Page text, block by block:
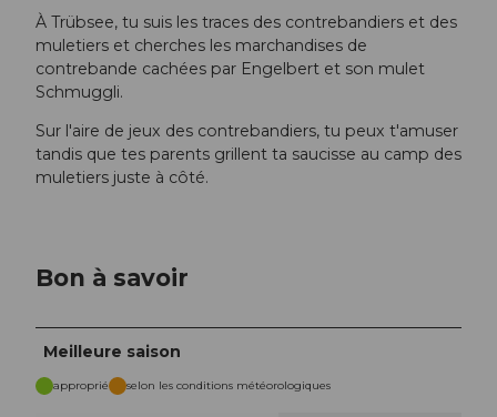
À Trübsee, tu suis les traces des contrebandiers et des
muletiers et cherches les marchandises de
contrebande cachées par Engelbert et son mulet
Schmuggli.
Sur l'aire de jeux des contrebandiers, tu peux t'amuser
tandis que tes parents grillent ta saucisse au camp des
muletiers juste à côté.
Bon à savoir
Meilleure saison
approprié selon les conditions météorologiques